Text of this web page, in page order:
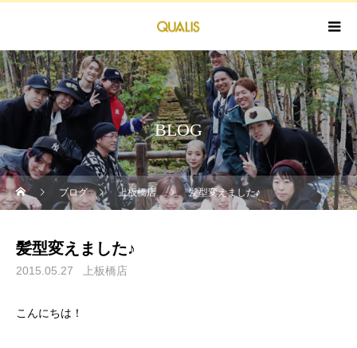
BLOG
ブログ 上板橋店 髪型変えました♪
髪型変えました♪
2015.05.27 上板橋店
こんにちは！